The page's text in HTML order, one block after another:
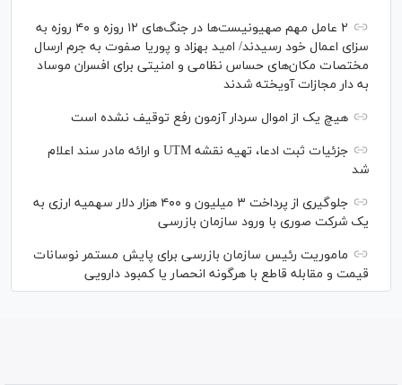
۲ عامل مهم صهیونیست‌ها در جنگ‌های ۱۲ روزه و ۴۰ روزه به
سزای اعمال خود رسیدند/ امید بهزاد و پوریا صفوت به جرم ارسال
مختصات مکان‌های حساس نظامی و امنیتی برای افسران موساد
به دار مجازات آویخته شدند
هیچ یک از اموال سردار آزمون رفع توقیف نشده است
جزئیات ثبت ادعا، تهیه نقشه UTM و ارائه مادر سند اعلام
شد
جلوگیری از پرداخت ۳ میلیون و ۴۰۰ هزار دلار سهمیه ارزی به
یک شرکت صوری با ورود سازمان بازرسی
ماموریت رئیس سازمان بازرسی برای پایش مستمر نوسانات
قیمت و مقابله قاطع با هرگونه انحصار یا کمبود دارویی